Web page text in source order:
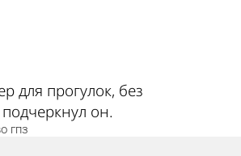
для прогулок, без
он.
гпз